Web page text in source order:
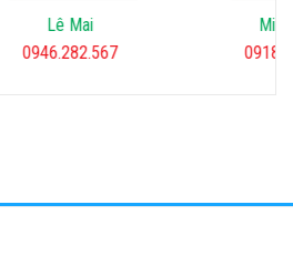
Minh
Lê Mai
0946.282.567